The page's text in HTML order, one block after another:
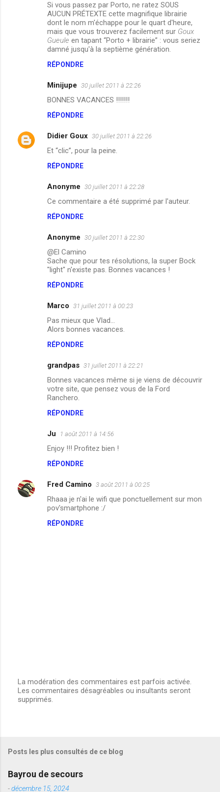
Si vous passez par Porto, ne ratez SOUS
AUCUN PRÉTEXTE cette magnifique librairie
dont le nom m'échappe pour le quart d'heure,
mais que vous trouverez facilement sur Goux
Gueule en tapant “Porto + librairie” : vous seriez
damné jusqu'à la septième génération.
RÉPONDRE
Minijupe 30 juillet 2011 à 22:26
BONNES VACANCES !!!!!!!
RÉPONDRE
Didier Goux 30 juillet 2011 à 22:26
Et “clic”, pour la peine.
RÉPONDRE
Anonyme 30 juillet 2011 à 22:28
Ce commentaire a été supprimé par l'auteur.
RÉPONDRE
Anonyme 30 juillet 2011 à 22:30
@El Camino
Sache que pour tes résolutions, la super Bock
"light" n'existe pas. Bonnes vacances !
RÉPONDRE
Marco 31 juillet 2011 à 00:23
Pas mieux que Vlad...
Alors bonnes vacances.
RÉPONDRE
grandpas 31 juillet 2011 à 22:21
Bonnes vacances même si je viens de découvrir
votre site, que pensez vous de la Ford
Ranchero.
RÉPONDRE
Ju 1 août 2011 à 14:56
Enjoy !!! Profitez bien !
RÉPONDRE
Fred Camino 3 août 2011 à 00:25
Rhaaa je n'ai le wifi que ponctuellement sur mon
pov'smartphone :/
RÉPONDRE
E
n
t
e
r
u
La modération des commentaires est parfois activée.
Les commentaires désagréables ou insultants seront
supprimés.
Posts les plus consultés de ce blog
Bayrou de secours
-décembre 15, 2024